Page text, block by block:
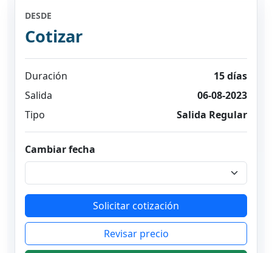
DESDE
Cotizar
Duración
15 días
Salida
06-08-2023
Tipo
Salida Regular
Cambiar fecha
Solicitar cotización
Revisar precio